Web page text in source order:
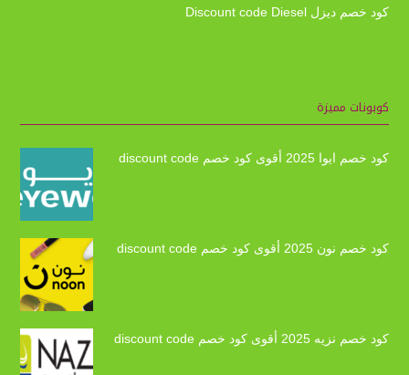
كود خصم ديزل Discount code Diesel
كوبونات مميزة
كود خصم ايوا 2025 أقوى كود خصم discount code
كود خصم نون 2025 أقوى كود خصم discount code
كود خصم نزيه 2025 أقوى كود خصم discount code